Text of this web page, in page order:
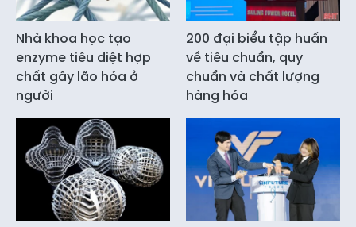
Nhà khoa học tạo
enzyme tiêu diệt hợp
chất gây lão hóa ở
người
200 đại biểu tập huấn
về tiêu chuẩn, quy
chuẩn và chất lượng
hàng hóa